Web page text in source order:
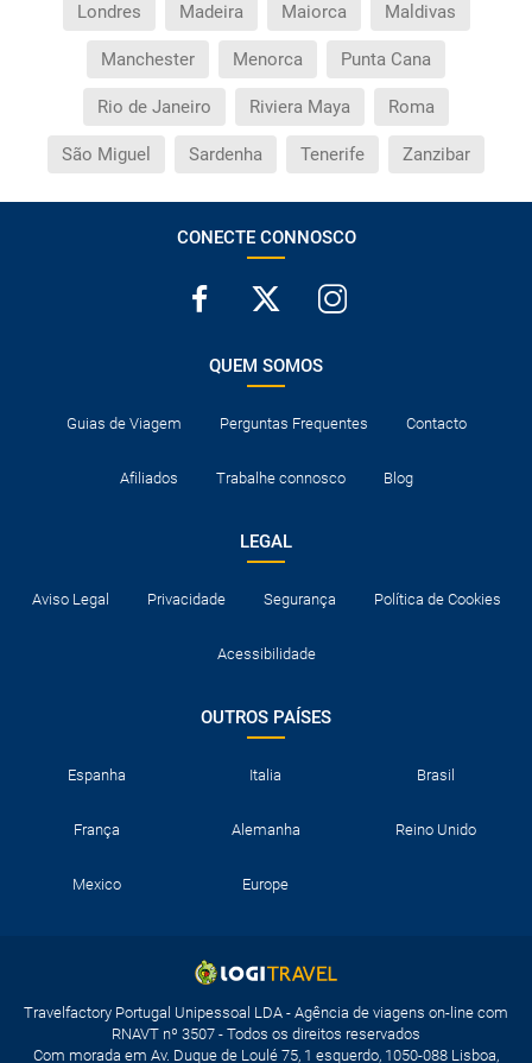
Londres Madeira Maiorca Maldivas
Manchester Menorca Punta Cana
Rio de Janeiro Riviera Maya Roma
São Miguel Sardenha Tenerife Zanzibar
CONECTE CONNOSCO
QUEM SOMOS
Guias de Viagem Perguntas Frequentes Contacto
Afiliados Trabalhe connosco Blog
LEGAL
Aviso Legal Privacidade Segurança Política de Cookies
Acessibilidade
OUTROS PAÍSES
Espanha Italia Brasil
França Alemanha Reino Unido
Mexico Europe
Travelfactory Portugal Unipessoal LDA - Agência de viagens on-line com
RNAVT nº 3507 - Todos os direitos reservados
Com morada em Av. Duque de Loulé 75, 1 esquerdo, 1050-088 Lisboa,